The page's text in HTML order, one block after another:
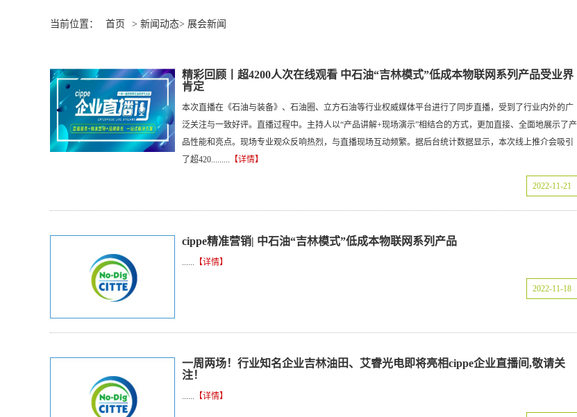
当前位置： 首页 > 新闻动态> 展会新闻
精彩回顾丨超4200人次在线观看 中石油“吉林模式”低成本物联网系列产品受业界
肯定
本次直播在《石油与装备》、石油圈、立方石油等行业权威媒体平台进行了同步直播，受到了行业内外的广
泛关注与一致好评。直播过程中。主持人以“产品讲解+现场演示”相结合的方式，更加直接、全面地展示了产
品性能和亮点。现场专业观众反响热烈，与直播现场互动频繁。据后台统计数据显示，本次线上推介会吸引
了超420......... 【详情】
2022-11-21
cippe精准营销| 中石油“吉林模式”低成本物联网系列产品
...... 【详情】
2022-11-18
一周两场！行业知名企业吉林油田、艾睿光电即将亮相cippe企业直播间,敬请关
注！
...... 【详情】